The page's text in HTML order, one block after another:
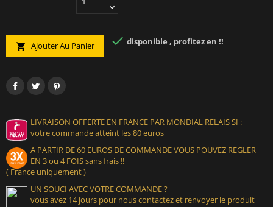
 Ajouter Au Panier  disponible , profitez en !!
LIVRAISON OFFERTE EN FRANCE PAR MONDIAL RELAIS SI :
votre commande atteint les 80 euros
A PARTIR DE 60 EUROS DE COMMANDE VOUS POUVEZ REGLER
EN 3 ou 4 FOIS sans frais !!
( France uniquement )
UN SOUCI AVEC VOTRE COMMANDE ?
vous avez 14 jours pour nous contactez et renvoyer le produit